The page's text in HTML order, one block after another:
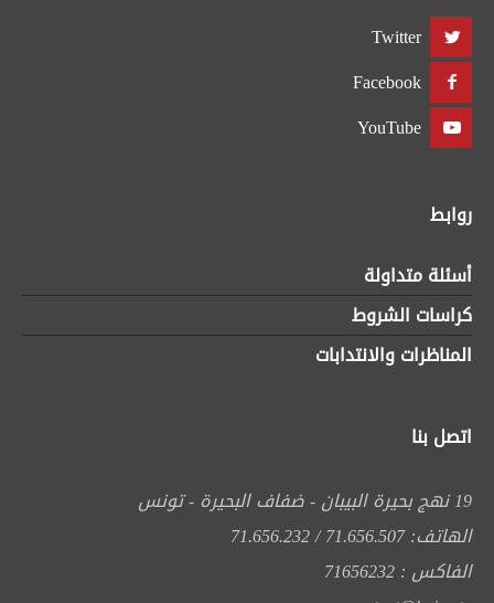
Twitter
Facebook
YouTube
روابط
أسئلة متداولة
كراسات الشروط
المناظرات والانتدابات
اتصل بنا
19 نهج بحيرة البيبان - ضفاف البحيرة - تونس
الهاتف: 71.656.507 / 71.656.232
الفاكس : 71656232